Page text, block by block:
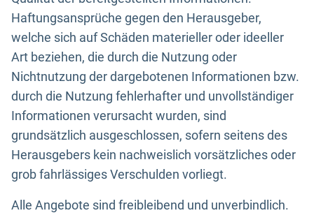
Haftungsansprüche gegen den Herausgeber,
welche sich auf Schäden materieller oder ideeller
Art beziehen, die durch die Nutzung oder
Nichtnutzung der dargebotenen Informationen bzw.
durch die Nutzung fehlerhafter und unvollständiger
Informationen verursacht wurden, sind
grundsätzlich ausgeschlossen, sofern seitens des
Herausgebers kein nachweislich vorsätzliches oder
grob fahrlässiges Verschulden vorliegt.
Alle Angebote sind freibleibend und unverbindlich.